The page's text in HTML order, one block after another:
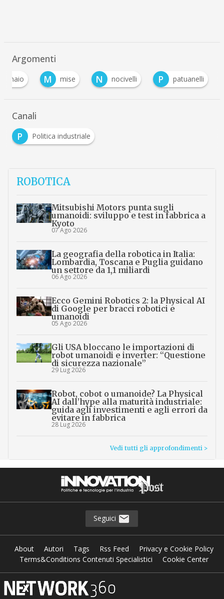
Argomenti
di maio M mise N nocivelli P patuanelli
Canali
P
Politica industriale
ROBOTICA
Mitsubishi Motors punta sugli
umanoidi: sviluppo e test in fabbrica a
Kyoto
07 Ago 2026
La geografia della robotica in Italia:
Lombardia, Toscana e Puglia guidano
un settore da 1,1 miliardi
06 Ago 2026
Ecco Gemini Robotics 2: la Physical AI
di Google per bracci robotici e
umanoidi
05 Ago 2026
Gli USA bloccano le importazioni di
robot umanoidi e inverter: “Questione
di sicurezza nazionale”
29 Lug 2026
Robot, cobot o umanoide? La Physical
AI dall’hype alla maturità industriale:
guida agli investimenti e agli errori da
evitare in fabbrica
28 Lug 2026
Vedi tutti gli approfondimenti >
Seguici
About Autori Tags Rss Feed
Privacy e Cookie Policy
Terms&Conditions Contenuti Specialistici
Cookie Center